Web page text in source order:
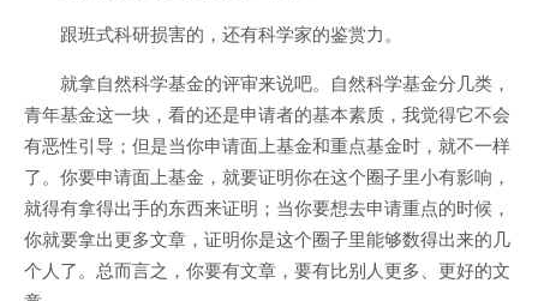
跟班式科研损害的，还有科学家的鉴赏力。
就拿自然科学基金的评审来说吧。自然科学基金分几类，
青年基金这一块，看的还是申请者的基本素质，我觉得它不会
有恶性引导；但是当你申请面上基金和重点基金时，就不一样
了。你要申请面上基金，就要证明你在这个圈子里小有影响，
就得有拿得出手的东西来证明；当你要想去申请重点的时候，
你就要拿出更多文章，证明你是这个圈子里能够数得出来的几
个人了。总而言之，你要有文章，要有比别人更多、更好的文